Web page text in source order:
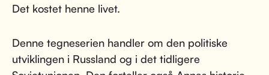
Det kostet henne livet.
Denne tegneserien handler om den politiske
utviklingen i Russland og i det tidligere